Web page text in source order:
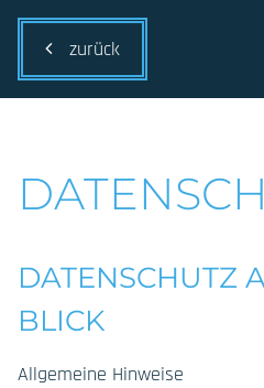
zurück
DATENSCHUTZ
BLICK
Allgemeine Hinweise